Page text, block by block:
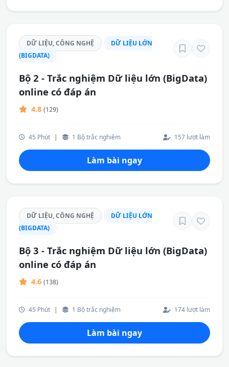
DỮ LIỆU, CÔNG NGHỆ
DỮ LIỆU LỚN
(BIGDATA)
Bộ 2 - Trắc nghiệm Dữ liệu lớn (BigData)
online có đáp án
4.8 (129)
45 Phút | 1 Bộ trắc nghiệm 157 lượt làm
Làm bài ngay
DỮ LIỆU, CÔNG NGHỆ
DỮ LIỆU LỚN
(BIGDATA)
Bộ 3 - Trắc nghiệm Dữ liệu lớn (BigData)
online có đáp án
4.6 (138)
45 Phút | 1 Bộ trắc nghiệm 174 lượt làm
Làm bài ngay